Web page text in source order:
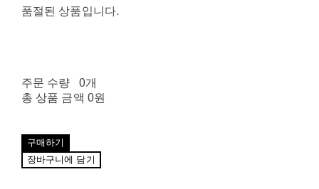
품절된 상품입니다.
주문 수량
0개
총 상품 금액 0원
구매하기
장바구니에 담기